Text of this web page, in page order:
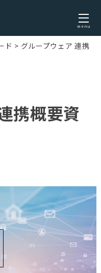
menu
ド
グループウェア 連携
携概要資